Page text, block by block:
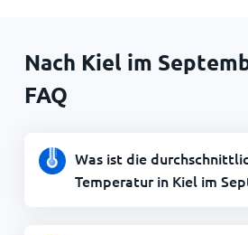
Nach Kiel im
FAQ
Was ist die
Temperatur in Kiel im